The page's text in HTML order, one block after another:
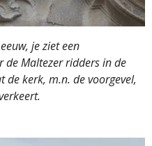
je ziet een
de Maltezer ridders in de
de kerk, m.n. de voorgevel,